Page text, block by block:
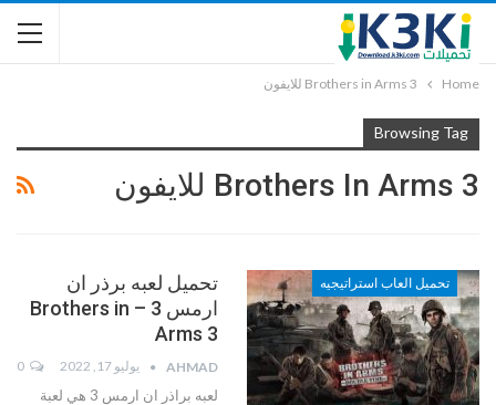
Home Brothers in Arms 3 للايفون
Browsing Tag
Brothers In Arms 3 للايفون
تحميل العاب استراتيجيه
تحميل لعبه برذر ان
ارمس 3 – Brothers in
Arms 3
AHMAD يوليو 17, 2022
لعبه براذر ان ارمس 3 هي لعبة